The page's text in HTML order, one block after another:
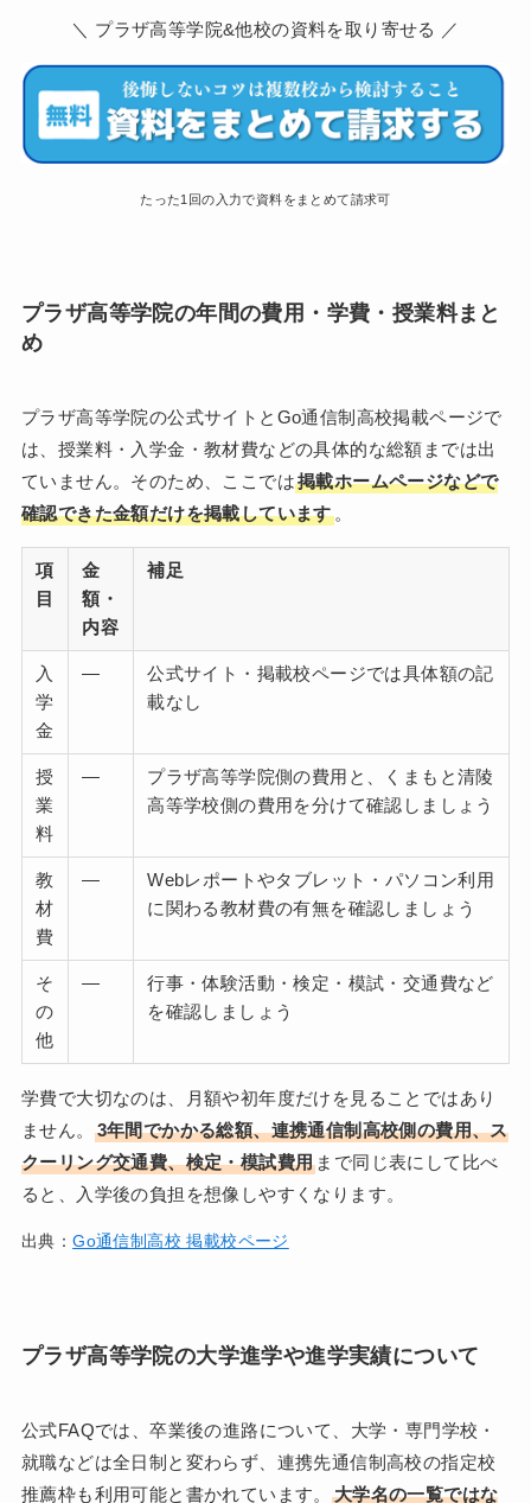
＼ プラザ高等学院&他校の資料を取り寄せる ／
たった1回の入力で資料をまとめて請求可
プラザ高等学院の年間の費用・学費・授業料まと
め
プラザ高等学院の公式サイトとGo通信制高校掲載ページで
は、授業料・入学金・教材費などの具体的な総額までは出
ていません。そのため、ここでは掲載ホームページなどで
確認できた金額だけを掲載しています。
項
目
金
額・
内容
補足
入
学
金
—
公式サイト・掲載校ページでは具体額の記
載なし
授
業
料
—
プラザ高等学院側の費用と、くまもと清陵
高等学校側の費用を分けて確認しましょう
教
材
費
—
Webレポートやタブレット・パソコン利用
に関わる教材費の有無を確認しましょう
そ
の
他
—
行事・体験活動・検定・模試・交通費など
を確認しましょう
学費で大切なのは、月額や初年度だけを見ることではあり
ません。
3年間でかかる総額、連携通信制高校側の費用、ス
クーリング交通費、検定・模試費用 まで同じ表にして比べ
ると、入学後の負担を想像しやすくなります。
出典：Go通信制高校 掲載校ページ
プラザ高等学院の大学進学や進学実績について
公式FAQでは、卒業後の進路について、大学・専門学校・
就職などは全日制と変わらず、連携先通信制高校の指定校
推薦枠も利用可能と書かれています。
大学名の一覧ではな